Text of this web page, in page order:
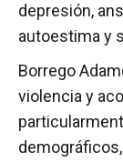
depresión,
autoestima y
Borrego
violencia y